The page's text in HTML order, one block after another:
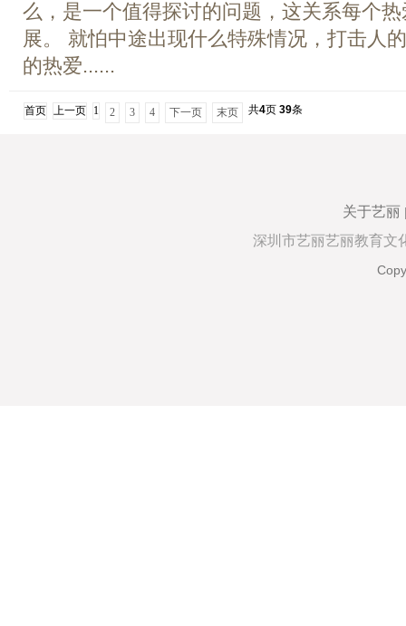
么，是一个值得探讨的问题，这关系每个
展。 就怕中途出现什么特殊情况，打击人
的热爱......
首页 上一页 1 2 3 4 下一页 末页 共4页 39条
关于艺丽
深圳市艺丽艺丽教育文